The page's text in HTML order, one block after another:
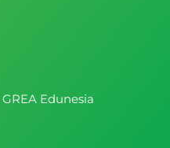
Edunesia